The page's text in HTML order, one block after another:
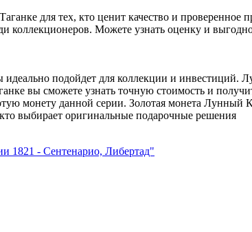
для тех, кто ценит качество и
коллекционеров. Можете узнать оценку и
идеально подойдет для коллекции и
вы сможете узнать точную стоимость и
монету данной серии. Золотая монета Лунный
выбирает оригинальные подарочные решения
1821 - Сентенарио, Либертад"